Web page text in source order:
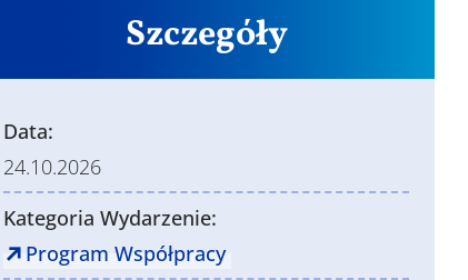
Szczegóły
Data:
24.10.2026
Kategoria Wydarzenie:
Program Współpracy